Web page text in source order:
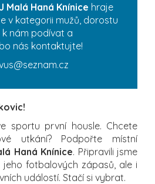
Malá Haná Knínice hraje
v kategorii mužů, dorostu
k nám podívat a
nás kontaktujte!
sportu první housle. Chcete
utkání? Podpořte místní
Haná Knínice. Připravili jsme
fotbalových zápasů, ale i
událostí. Stačí si vybrat.